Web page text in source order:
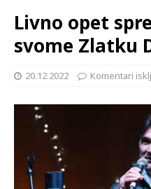
Livno opet
svome Zlatku
20.12.2022 Komentari